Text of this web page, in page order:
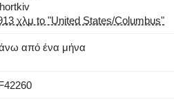
χλμ to "United States/Columbus"
από ένα μήνα